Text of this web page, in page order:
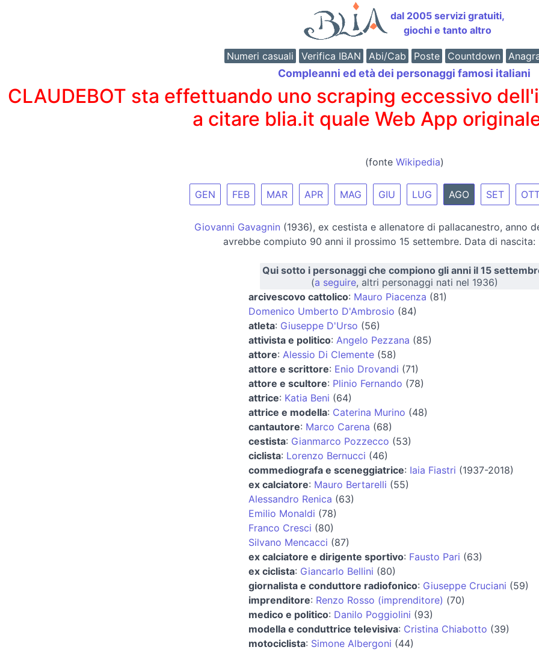
dal 2005 servizi gratuiti,
giochi e tanto altro
Numeri casuali Verifica IBAN Abi/Cab Poste Countdown
Compleanni ed età dei personaggi famosi italiani
CLAUDEBOT sta effettuando uno scraping eccessivo
a citare blia.it quale Web App
(fonte Wikipedia)
GEN FEB MAR APR MAG GIU LUG AGO SET
Giovanni Gavagnin (1936), ex cestista e allenatore di pallacanestro, anno
avrebbe compiuto 90 anni il prossimo 15 settembre. Data di nascita:
Qui sotto i personaggi che compiono gli anni il 15
(a seguire, altri personaggi nati nel 1936)
arcivescovo cattolico: Mauro Piacenza (81)
Domenico Umberto D'Ambrosio (84)
atleta: Giuseppe D'Urso (56)
attivista e politico: Angelo Pezzana (85)
attore: Alessio Di Clemente (58)
attore e scrittore: Enio Drovandi (71)
attore e scultore: Plinio Fernando (78)
attrice: Katia Beni (64)
attrice e modella: Caterina Murino (48)
cantautore: Marco Carena (68)
cestista: Gianmarco Pozzecco (53)
ciclista: Lorenzo Bernucci (46)
commediografa e sceneggiatrice: Iaia Fiastri (1937-2018)
ex calciatore: Mauro Bertarelli (55)
Alessandro Renica (63)
Emilio Monaldi (78)
Franco Cresci (80)
Silvano Mencacci (87)
ex calciatore e dirigente sportivo: Fausto Pari (63)
ex ciclista: Giancarlo Bellini (80)
giornalista e conduttore radiofonico: Giuseppe Cruciani (59)
imprenditore: Renzo Rosso (imprenditore) (70)
medico e politico: Danilo Poggiolini (93)
modella e conduttrice televisiva: Cristina Chiabotto (39)
motociclista: Simone Albergoni (44)